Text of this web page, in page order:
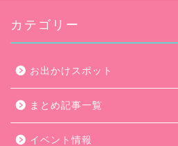
カテゴリー
お出かけスポット
まとめ記事一覧
イベント情報